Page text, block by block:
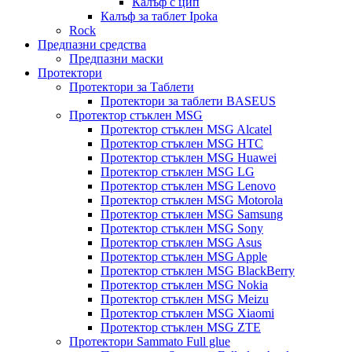
Калъф за таблет Ipoka
Rock
Предпазни средства
Предпазни маски
Протектори
Протектори за Таблети
Протектори за таблети BASEUS
Протектор стъклен MSG
Протектор стъклен MSG Alcatel
Протектор стъклен MSG HTC
Протектор стъклен MSG Huawei
Протектор стъклен MSG LG
Протектор стъклен MSG Lenovo
Протектор стъклен MSG Motorola
Протектор стъклен MSG Samsung
Протектор стъклен MSG Sony
Протектор стъклен MSG Asus
Протектор стъклен MSG Apple
Протектор стъклен MSG BlackBerry
Протектор стъклен MSG Nokia
Протектор стъклен MSG Meizu
Протектор стъклен MSG Xiaomi
Протектор стъклен MSG ZTE
Протектори Sammato Full glue